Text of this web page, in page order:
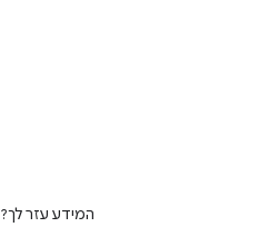
המידע עזר לך?